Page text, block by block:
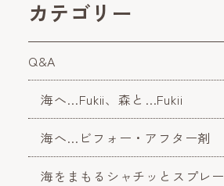
カテゴリー
Q&A
海へ…Fukii、森と…Fukii
海へ…ビフォー・アフター剤
海をまもるシャチッとスプレー